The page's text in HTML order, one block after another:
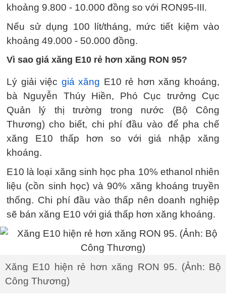
khoảng 9.800 - 10.000 đồng so với RON95-III.
Nếu sử dụng 100 lít/tháng, mức tiết kiệm vào
khoảng 49.000 - 50.000 đồng.
Vì sao giá xăng E10 rẻ hơn xăng RON 95?
Lý giải việc giá xăng E10 rẻ hơn xăng khoáng,
bà Nguyễn Thúy Hiền, Phó Cục trưởng Cục
Quản lý thị trường trong nước (Bộ Công
Thương) cho biết, chi phí đầu vào để pha chế
xăng E10 thấp hơn so với giá nhập xăng
khoáng.
E10 là loại xăng sinh học pha 10% ethanol nhiên
liệu (cồn sinh học) và 90% xăng khoáng truyền
thống. Chi phí đầu vào thấp nên doanh nghiệp
sẽ bán xăng E10 với giá thấp hơn xăng khoáng.
Xăng E10 hiện rẻ hơn xăng RON 95. (Ảnh: Bộ
Công Thương)